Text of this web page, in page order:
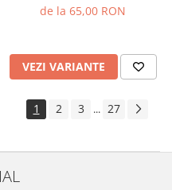
de la 65,00 RON
VEZI VARIANTE
1 2 3 ... 27